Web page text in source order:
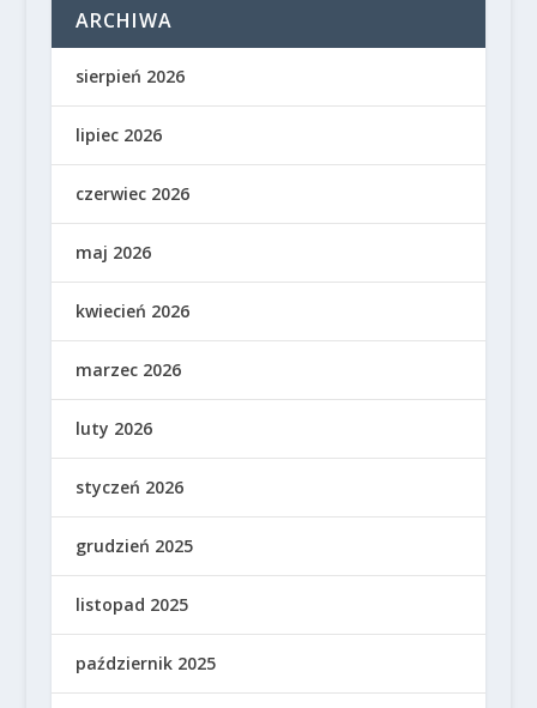
ARCHIWA
sierpień 2026
lipiec 2026
czerwiec 2026
maj 2026
kwiecień 2026
marzec 2026
luty 2026
styczeń 2026
grudzień 2025
listopad 2025
październik 2025